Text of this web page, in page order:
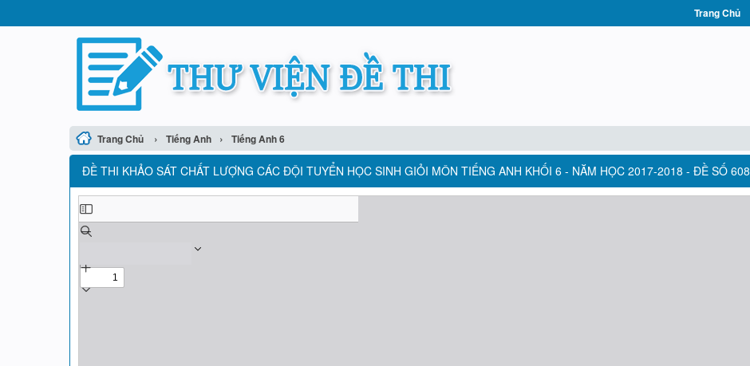
Trang Chủ
Trang Chủ › Tiếng Anh › Tiếng Anh 6
ĐỀ THI KHẢO SÁT CHẤT LƯỢNG CÁC ĐỘI TUYỂN HỌC SINH GIỎI MÔN TIẾNG ANH KHỐI 6 - NĂM HỌC 2017-2018 - ĐỀ SỐ 608